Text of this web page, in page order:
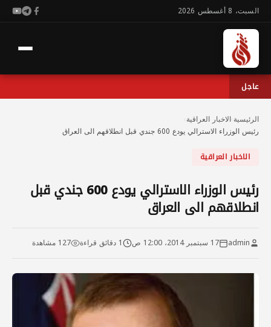
السبت، 8 أغسطس 2026
عاجل
الرئيسية الاخبار العراقية
رئيس الوزراء الاسترالي يودع 600 جندي قبل انطلاقهم الى العراق
الاخبار العراقية
رئيس الوزراء الاسترالي يودع 600 جندي قبل
انطلاقهم الى العراق
admin 17 سبتمبر 2014، 12:00 ص 1 دقائق قراءة 127 مشاهدة